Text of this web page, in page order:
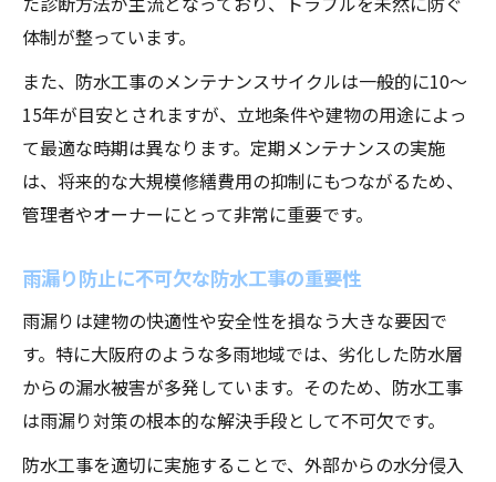
体制が整っています。
また、防水工事のメンテナンスサイクルは一般的に10〜
15年が目安とされますが、立地条件や建物の用途によっ
て最適な時期は異なります。定期メンテナンスの実施
は、将来的な大規模修繕費用の抑制にもつながるため、
管理者やオーナーにとって非常に重要です。
雨漏り防止に不可欠な防水工事の重要性
雨漏りは建物の快適性や安全性を損なう大きな要因で
す。特に大阪府のような多雨地域では、劣化した防水層
からの漏水被害が多発しています。そのため、防水工事
は雨漏り対策の根本的な解決手段として不可欠です。
防水工事を適切に実施することで、外部からの水分侵入